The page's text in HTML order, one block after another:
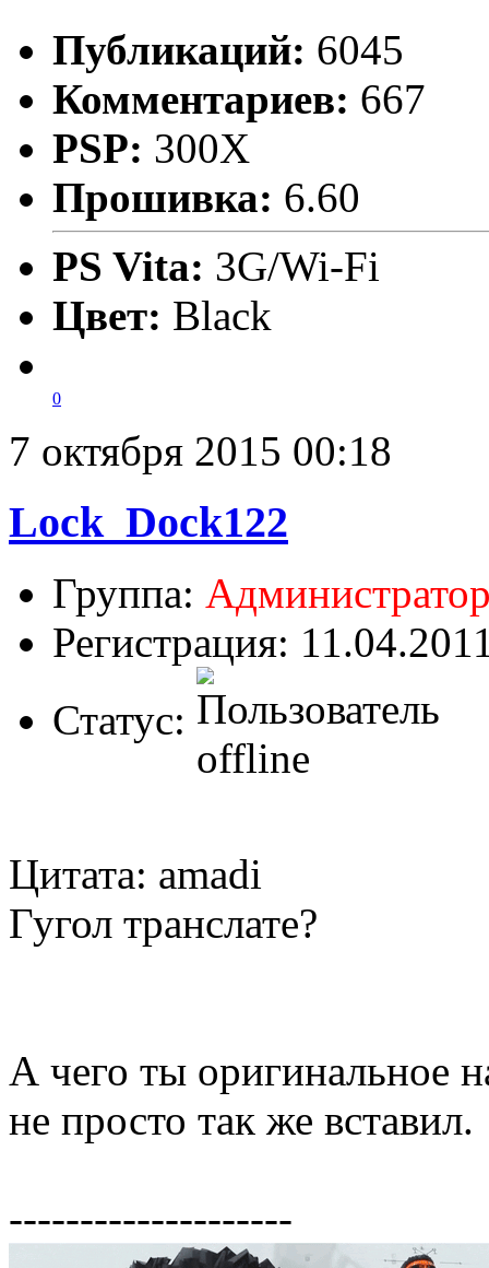
Публикаций: 6045
Комментариев: 667
PSP: 300X
Прошивка: 6.60
PS Vita: 3G/Wi-Fi
Цвет: Black
0
7 октября 2015 00:18
Lock_Dock122
Группа:
Регистрация:
Статус:
Цитата: amadi
Гугол транслате?
А чего ты оригинальное
не просто так же вставил.
--------------------